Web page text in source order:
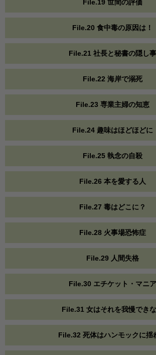
File.19 世間の評価
File.20 食中毒の原因は！
File.21 社長と秘書の隠し事
File.22 海岸で溺死
File.23 専業主婦の知恵
File.24 趣味はほどほどに
File.25 執念の自殺
File.26 本を愛する人
File.27 毒はどこに？
File.28 火事場恐怖症
File.29 人間失格
File.30 エチケット・マニア
File.31 女はそれを我慢でき
File.32 死体はハンモックに揺